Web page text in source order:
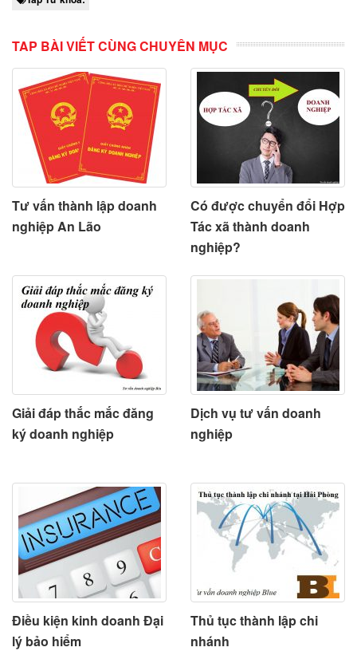
TAP BÀI VIẾT CÙNG CHUYÊN MỤC
Tư vấn thành lập doanh
nghiệp An Lão
Có được chuyển đổi Hợp
Tác xã thành doanh
nghiệp?
Giải đáp thắc mắc đăng
ký doanh nghiệp
Dịch vụ tư vấn doanh
nghiệp
Điều kiện kinh doanh Đại
lý bảo hiểm
Thủ tục thành lập chi
nhánh